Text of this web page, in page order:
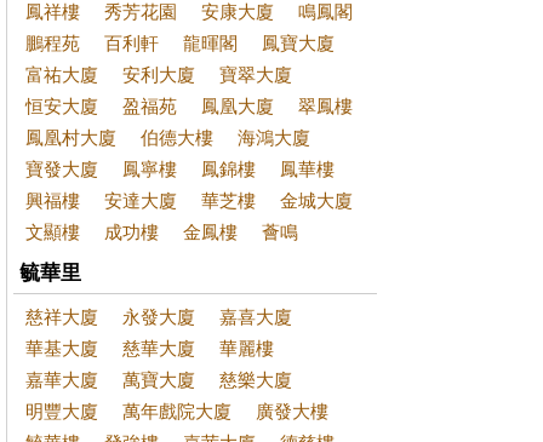
鳳祥樓
秀芳花園 安康大廈
鳴鳳閣
鵬程苑
百利軒 龍暉閣
鳳寶大廈
富祐大廈
安利大廈
寶翠大廈
恒安大廈
盈福苑 鳳凰大廈
翠鳳樓
鳳凰村大廈
伯德大樓
海鴻大廈
寶發大廈
鳳寧樓 鳳錦樓
鳳華樓
興福樓
安達大廈 華芝樓
金城大廈
文顯樓
成功樓 金鳳樓 薈鳴
毓華里
慈祥大廈 永發大廈
嘉喜大廈
華基大廈
慈華大廈
華麗樓
嘉華大廈
萬寶大廈
慈樂大廈
明豐大廈
萬年戲院大廈
廣發大樓